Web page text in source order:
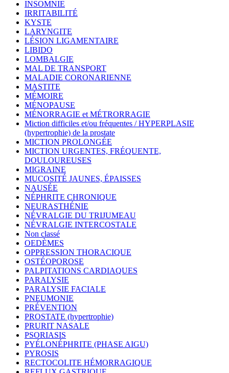
INSOMNIE
IRRITABILITÉ
KYSTE
LARYNGITE
LÉSION LIGAMENTAIRE
LIBIDO
LOMBALGIE
MAL DE TRANSPORT
MALADIE CORONARIENNE
MASTITE
MÉMOIRE
MÉNOPAUSE
MÉNORRAGIE et MÉTRORRAGIE
Miction difficiles et/ou fréquentes / HYPERPLASIE
(hypertrophie) de la prostate
MICTION PROLONGÉE
MICTION URGENTES, FRÉQUENTE,
DOULOUREUSES
MIGRAINE
MUCOSITÉ JAUNES, ÉPAISSES
NAUSÉE
NÉPHRITE CHRONIQUE
NEURASTHÉNIE
NÉVRALGIE DU TRIJUMEAU
NÉVRALGIE INTERCOSTALE
Non classé
OEDÈMES
OPPRESSION THORACIQUE
OSTÉOPOROSE
PALPITATIONS CARDIAQUES
PARALYSIE
PARALYSIE FACIALE
PNEUMONIE
PRÉVENTION
PROSTATE (hypertrophie)
PRURIT NASALE
PSORIASIS
PYÉLONÉPHRITE (PHASE AIGU)
PYROSIS
RECTOCOLITE HÉMORRAGIQUE